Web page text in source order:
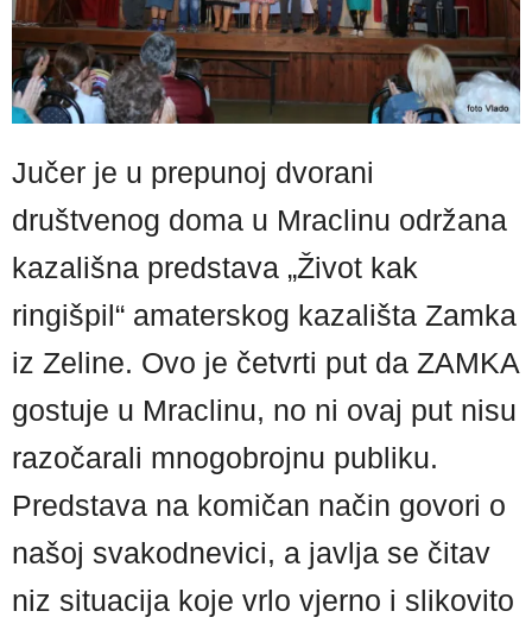
Jučer je u prepunoj dvorani
društvenog doma u Mraclinu održana
kazališna predstava „Život kak
ringišpil“ amaterskog kazališta Zamka
iz Zeline. Ovo je četvrti put da ZAMKA
gostuje u Mraclinu, no ni ovaj put nisu
razočarali mnogobrojnu publiku.
Predstava na komičan način govori o
našoj svakodnevici, a javlja se čitav
niz situacija koje vrlo vjerno i slikovito